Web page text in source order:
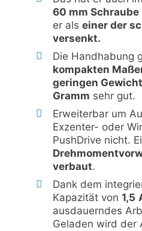
60 mm Schraube
er als einer der
versenkt.
Die Handhabung
kompakten
geringen Gewicht
Gramm sehr gut.
Erweiterbar um
Exzenter- oder
PushDrive nicht.
verbaut.
Dank dem
Kapazität von 1,5
ausdauerndes
Geladen wird der